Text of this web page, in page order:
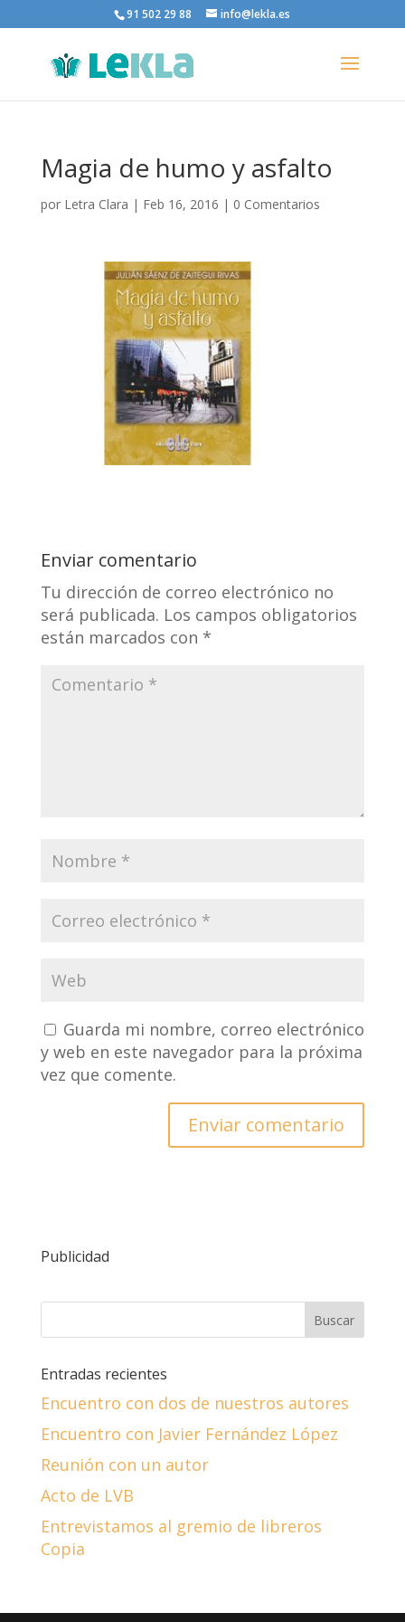
91 502 29 88 info@lekla.es
Magia de humo y asfalto
por Letra Clara | Feb 16, 2016 | 0 Comentarios
Enviar comentario
Tu dirección de correo electrónico no
será publicada. Los campos obligatorios
están marcados con *
Guarda mi nombre, correo electrónico
y web en este navegador para la próxima
vez que comente.
Publicidad
Entradas recientes
Encuentro con dos de nuestros autores
Encuentro con Javier Fernández López
Reunión con un autor
Acto de LVB
Entrevistamos al gremio de libreros
Copia